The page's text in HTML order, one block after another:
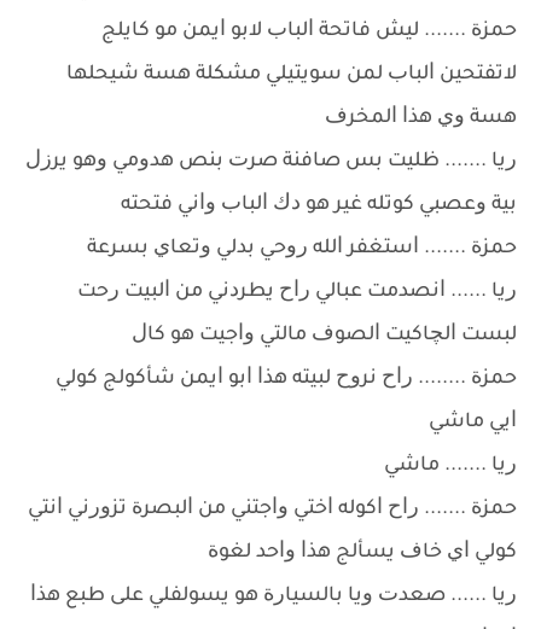
ﺣﻤﺰﺓ ....... ﻟﻴﺶ ﻓﺎﺗﺤﺔ ﺍﻟﺒﺎﺏ ﻻﺑﻮ ﺍﻳﻤﻦ ﻣﻮ ﻛﺎﻳﻠﺞ
ﻻﺗﻔﺘﺤﻴﻦ ﺍﻟﺒﺎﺏ ﻟﻤﻦ ﺳﻮﻳﺘﻴﻠﻲ ﻣﺸﻜﻠﺔ ﻫﺴﺔ ﺷﻴﺤﻠﻬﺎ
ﻫﺴﺔ ﻭﻱ ﻫﺬﺍ ﺍﻟﻤﺨﺮﻑ
ﺭﻳﺎ ....... ﻇﻠﻴﺖ ﺑﺲ ﺻﺎﻓﻨﺔ ﺻﺮﺕ ﺑﻨﺺ ﻫﺪﻭﻣﻲ ﻭﻫﻮ ﻳﺮﺯﻝ
ﺑﻴﺔ ﻭﻋﺼﺒﻲ ﻛﻮﺗﻠﻪ ﻏﻴﺮ ﻫﻮ ﺩﻙ ﺍﻟﺒﺎﺏ ﻭﺍﻧﻲ ﻓﺘﺤﺘﻪ
ﺣﻤﺰﺓ ....... ﺍﺳﺘﻐﻔﺮ ﺍﻟﻠﻪ ﺭﻭﺣﻲ ﺑﺪﻟﻲ ﻭﺗﻌﺎﻱ ﺑﺴﺮﻋﺔ
ﺭﻳﺎ ...... ﺍﻧﺼﺪﻣﺖ ﻋﺒﺎﻟﻲ ﺭﺍﺡ ﻳﻄﺮﺩﻧﻲ ﻣﻦ ﺍﻟﺒﻴﺖ ﺭﺣﺖ
ﻟﺒﺴﺖ ﺍﻟﭽﺎﻛﻴﺖ ﺍﻟﺼﻮﻑ ﻣﺎﻟﺘﻲ ﻭﺍﺟﻴﺖ ﻫﻮ ﻛﺎﻝ
ﺣﻤﺰﺓ ........ ﺭﺍﺡ ﻧﺮﻭﺡ ﻟﺒﻴﺘﻪ ﻫﺬﺍ ﺍﺑﻮ ﺍﻳﻤﻦ ﺷﺄﻛﻮﻟﺞ ﻛﻮﻟﻲ
ﺍﻳﻲ ﻣﺎﺷﻲ
ﺭﻳﺎ ....... ﻣﺎﺷﻲ
ﺣﻤﺰﺓ ....... ﺭﺍﺡ ﺍﻛﻮﻟﻪ ﺍﺧﺘﻲ ﻭﺍﺟﺘﻨﻲ ﻣﻦ ﺍﻟﺒﺼﺮﺓ ﺗﺰﻭﺭﻧﻲ ﺍﻧﺘﻲ
ﻛﻮﻟﻲ ﺍﻱ ﺧﺎﻑ ﻳﺴﺄﻟﺞ ﻫﺬﺍ ﻭﺍﺣﺪ ﻟﻐﻮﺓ
ﺭﻳﺎ ...... ﺻﻌﺪﺕ ﻭﻳﺎ ﺑﺎﻟﺴﻴﺎﺭﺓ ﻫﻮ ﻳﺴﻮﻟﻔﻠﻲ ﻋﻠﻰ ﻃﺒﻊ ﻫﺬﺍ